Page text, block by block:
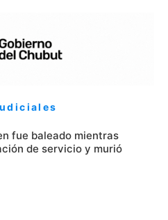
fue baleado mientras
de servicio y murió